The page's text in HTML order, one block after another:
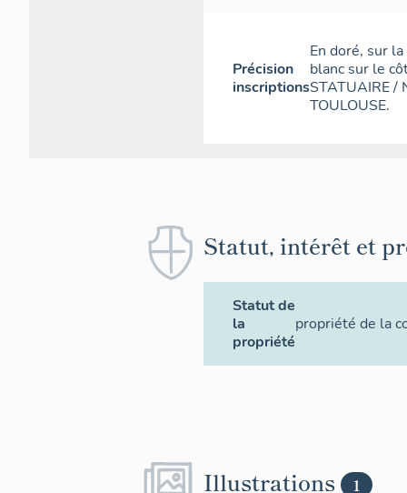
Précision
inscriptions
En doré, sur
blanc sur le
STATUAIRE /
TOULOUSE.
Statut, intérêt et
Statut de
la
propriété
propriété de la
Illustrations 1